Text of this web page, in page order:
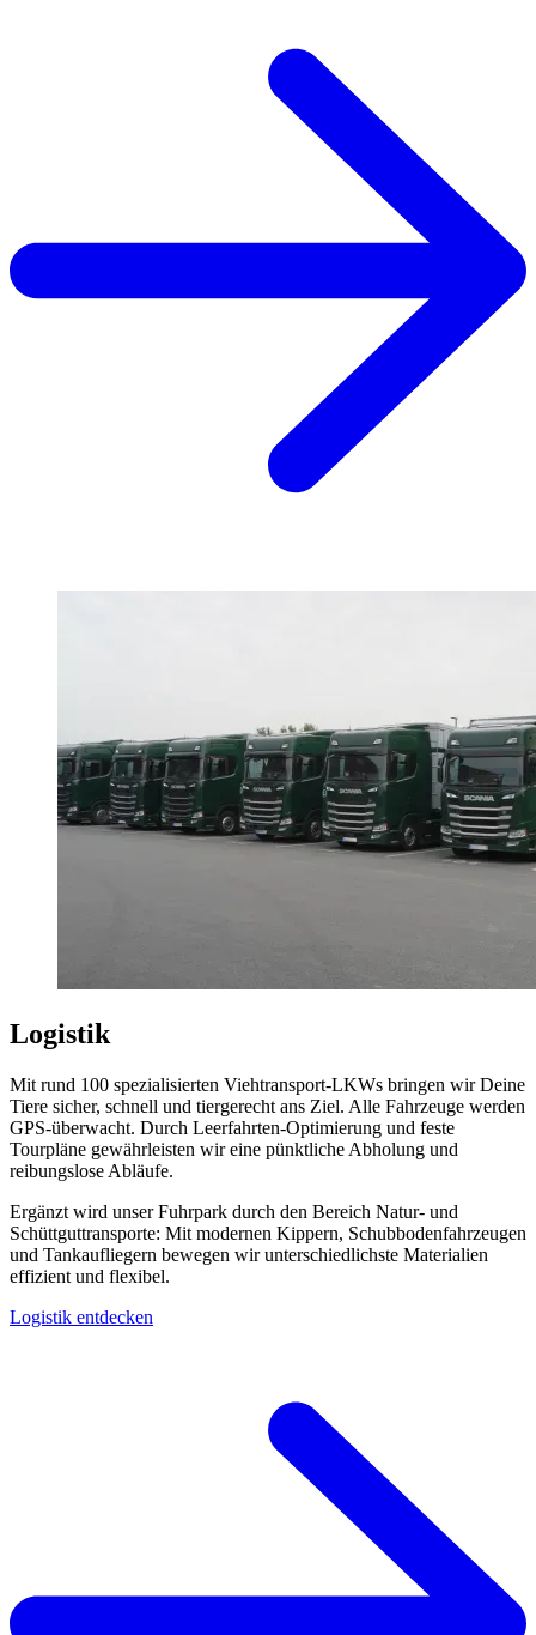
Logistik
Mit rund 100 spezialisierten Viehtransport-LKWs bringen wir Deine
Tiere sicher, schnell und tiergerecht ans Ziel. Alle Fahrzeuge werden
GPS-überwacht. Durch Leerfahrten-Optimierung und feste
Tourpläne gewährleisten wir eine pünktliche Abholung und
reibungslose Abläufe.
Ergänzt wird unser Fuhrpark durch den Bereich Natur- und
Schüttguttransporte: Mit modernen Kippern, Schubbodenfahrzeugen
und Tankaufliegern bewegen wir unterschiedlichste Materialien
effizient und flexibel.
Logistik entdecken